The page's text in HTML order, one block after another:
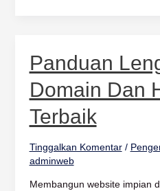
Panduan
Domain Dan
Terbaik
Tinggalkan Komentar /
adminweb
Membangun website impian
Panduan
Lengkap
Pilih
Domain
dan
Hosting